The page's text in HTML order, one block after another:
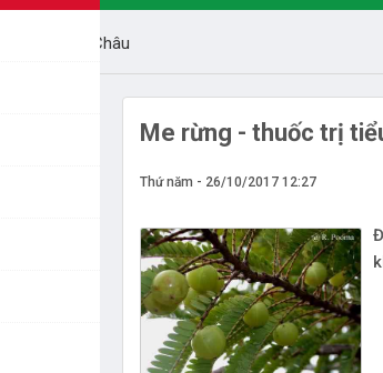
Đặc sản Mộc Châu
Me rừng - thuốc trị
Thứ năm - 26/10/2017 12:27